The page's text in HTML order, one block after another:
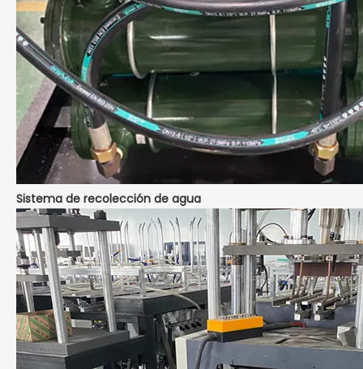
Sistema de recolección de agua